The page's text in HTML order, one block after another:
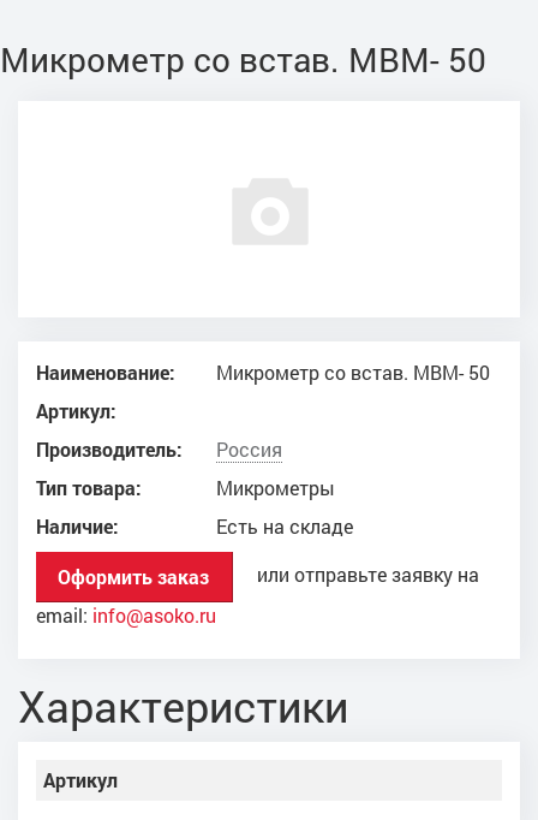
Микрометр со встав. МВМ- 50
Наименование:
Микрометр со встав. МВМ- 50
Артикул:
Производитель:
Россия
Тип товара:
Микрометры
Наличие:
Есть на складе
Оформить заказ
или отправьте заявку на
email: info@asoko.ru
Характеристики
Артикул